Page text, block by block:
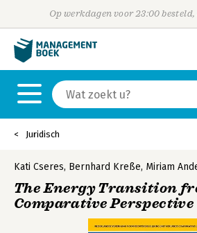
Op werkdagen voor 23:00
Juridisch
Kati Cseres, Bernhard Kreße, Miriam
The Energy Transition
Comparative Perspective